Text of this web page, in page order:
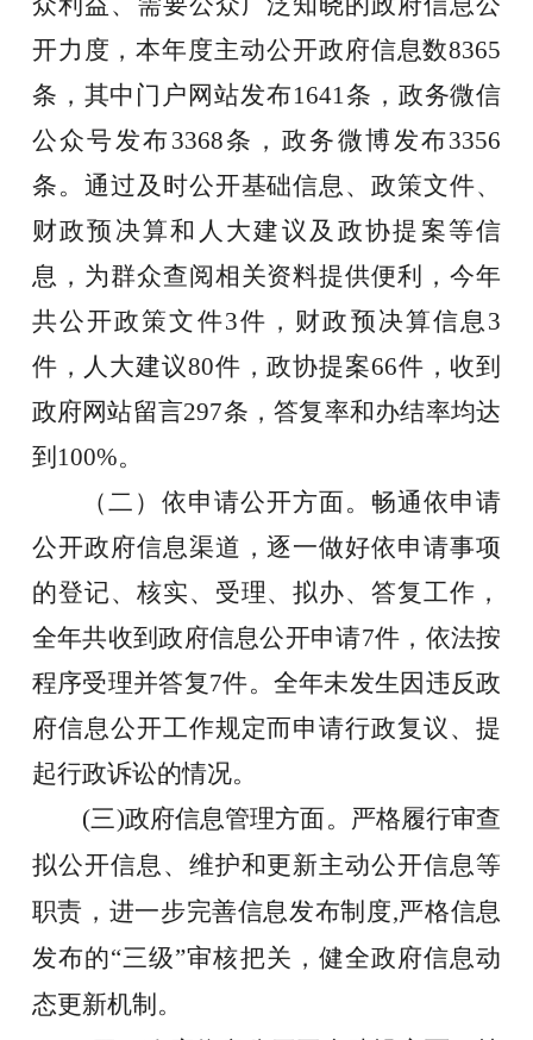
开力度，本年度主动公开政府信息数8365
条，其中 门户 网站发布1641 条， 政务微信
公众号发布 3368条，政务微博发布3356
条。 通过及时公开基础信息、政策文件、
财政预决算和人大建议及政协提案等信
息，为群众查阅相关资料提供便利，今年
共公开政策文件3件，财政预决算信息 3
件，人大建议80件，政协提案66件， 收到
政府网站留言297条，答复率和办结率均达
到 100%。
（二）依申请公开方面。 畅通依申请
公开政府信息渠道，逐一做好依申请事项
的登记、核实、受理、拟办、答复工作，
全年共收到政府信息公开申请7件 ，依法按
程序受理并答复7件。全年未发生因违反政
府信息公开工作规定而申请行政复议、提
起行政诉讼的情况。
(三)政府信息管理方面。 严格履行审查
拟公开信息、维护和更新主动公开信息等
职责，进一步完善信息发布制度,严格信息
发布的“三级”审核把关 ， 健全政府信息动
态更新机制。